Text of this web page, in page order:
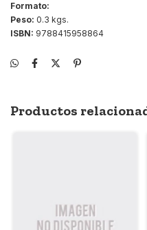
Formato:
Peso: 0.3 kgs.
ISBN: 9788415958864
Productos